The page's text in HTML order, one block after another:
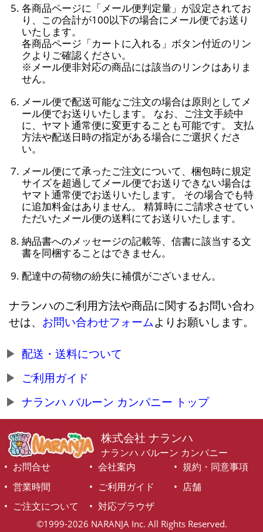
各商品ページに「メール便判定量」が設定されてお
り、この合計が100以下の場合にメール便でお送り
いたします。
各商品ページ「カートに入れる」ボタン付近のリン
クよりご確認ください。
※メール便非対応の商品には該当のリンクはありま
せん。
メール便で配送可能なご注文の場合は原則としてメ
ール便でお送りいたします。 なお、ご注文手続中
に、ヤマト通常便に変更することも可能です。 支払
方法や配送日時の指定がある場合にご選択くださ
い。
メール便にて承ったご注文について、梱包時に規定
サイズを超過してメール便でお送りできない場合は
ヤマト通常便でお送りいたします。 その場合でも特
に追加料金はありません。 精算時にご請求させてい
ただいたメール便の送料にてお送りいたします。
納品書へのメッセージの記載等、信書に該当する文
書を同梱することはできません。
配達中の荷物の紛失に補償がございません。
ナランハのご利用方法や商品に関するお問い合わ
せは、 お問い合わせフォームよりお願いします。
配送・送料について
ご利用ガイド
ナランハ バルーン カンパニー トップ
株式会社 ナランハ
ナランハ バルーン カンパニー
お問合せ
会社案内
規約・同意事項
営業時間
ご利用ガイド
店舗
ご注文について
対応ブラウザ
©1999-2026 NARANJA Inc. All Rights Reserved.